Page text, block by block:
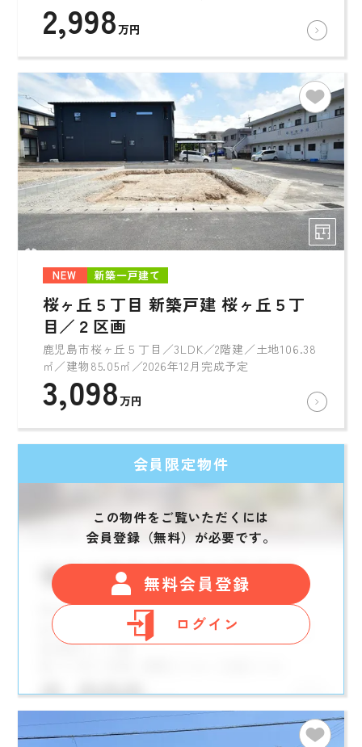
2,998万円
NEW 新築一戸建て
桜ヶ丘５丁目 新築戸建 桜ヶ丘５丁
目／２区画
鹿児島市桜ヶ丘５丁目／3LDK／2階建／土地106.38
㎡／建物85.05㎡／2026年12月完成予定
3,098万円
会員限定物件
この物件をご覧いただくには
会員登録（無料）が必要です。
無料会員登録
ログイン